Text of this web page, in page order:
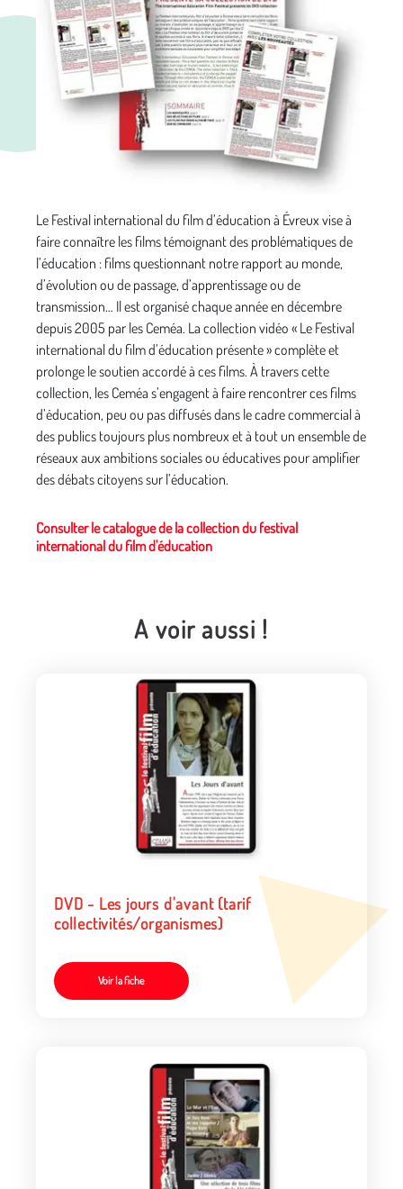
Le Festival international du film d’éducation à Évreux vise à
faire connaître les films témoignant des problématiques de
l’éducation : films questionnant notre rapport au monde,
d’évolution ou de passage, d’apprentissage ou de
transmission… Il est organisé chaque année en décembre
depuis 2005 par les Ceméa. La collection vidéo « Le Festival
international du film d’éducation présente » complète et
prolonge le soutien accordé à ces films. À travers cette
collection, les Ceméa s’engagent à faire rencontrer ces films
d’éducation, peu ou pas diffusés dans le cadre commercial à
des publics toujours plus nombreux et à tout un ensemble de
réseaux aux ambitions sociales ou éducatives pour amplifier
des débats citoyens sur l’éducation.
Consulter le catalogue de la collection du festival
international du film d'éducation
A voir aussi !
DVD - Les jours d'avant (tarif
collectivités/organismes)
Voir la fiche